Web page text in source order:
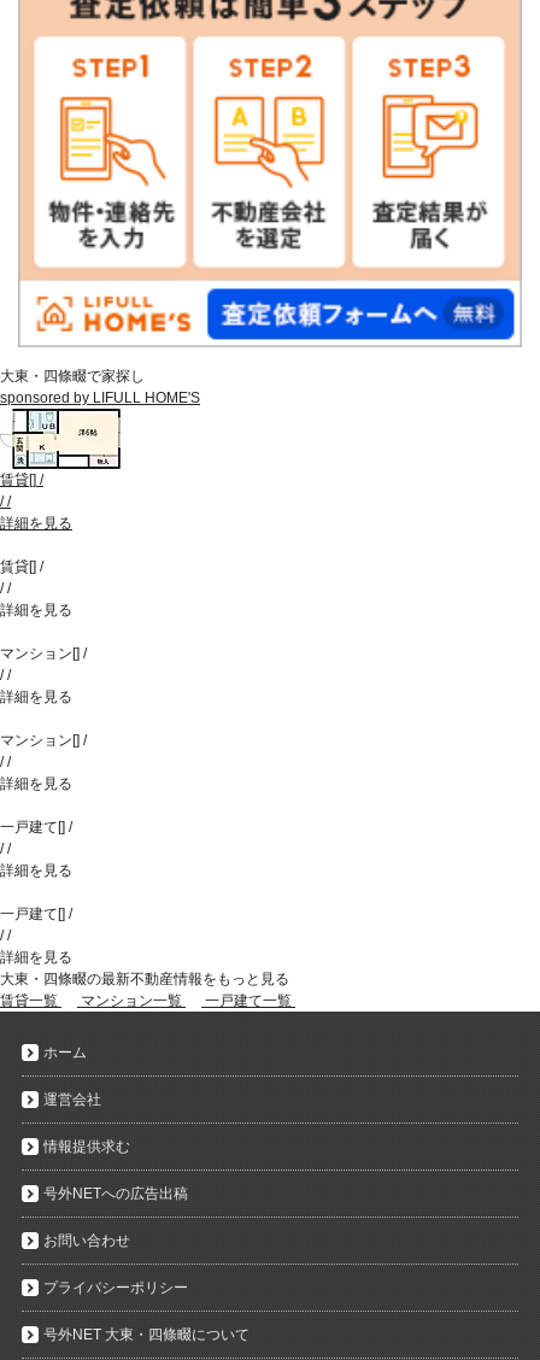
大東・四條畷で家探し
sponsored by LIFULL HOME'S
賃貸[] /
//
詳細を見る
賃貸[] /
//
詳細を見る
マンション[] /
//
詳細を見る
マンション[] /
//
詳細を見る
一戸建て[] /
//
詳細を見る
一戸建て[] /
//
詳細を見る
大東・四條畷の最新不動産情報をもっと見る
賃貸一覧
マンション一覧 一戸建て一覧
ホーム
運営会社
情報提供求む
号外NETへの広告出稿
お問い合わせ
プライバシーポリシー
号外NET 大東・四條畷について